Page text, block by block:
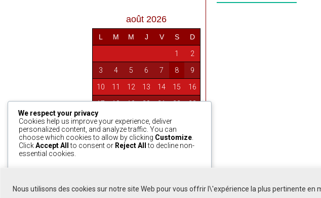
Nous utilisons des cookies sur notre site Web pour vous offrir l\'expérience la plus pertinente en
août 2026
L M M J V S D
1 2
3 4 5 6 7 8 9
10 11 12 13 14 15 16
17 18 19 20 21 22 23
24 25 26 27 28
31
We respect your privacy
Cookies help us improve your experience, deliver
personalized content, and analyze traffic. You can
choose which cookies to allow by clicking Customize
ClickAccept All to consent or Reject All
to decline non-
essential cookies.
Powered by